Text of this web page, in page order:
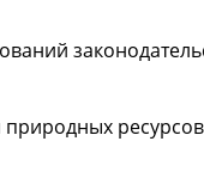
природных ресурсов